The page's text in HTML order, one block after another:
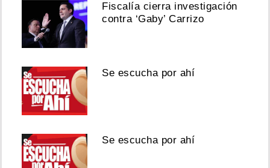
Fiscalía cierra investigación
contra ‘Gaby’ Carrizo
Se escucha por ahí
Se escucha por ahí